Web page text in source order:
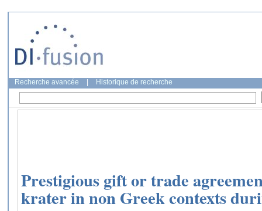
Recherche avancée Historique de recherche
Prestigious gift or trade
krater in non Greek contexts